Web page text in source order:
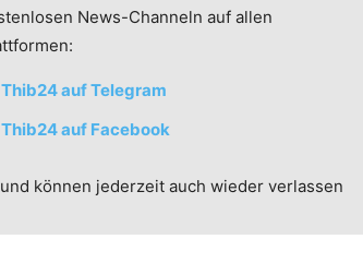
News-Channeln auf allen
Thib24 auf Telegram
Thib24 auf Facebook
können jederzeit auch wieder verlassen